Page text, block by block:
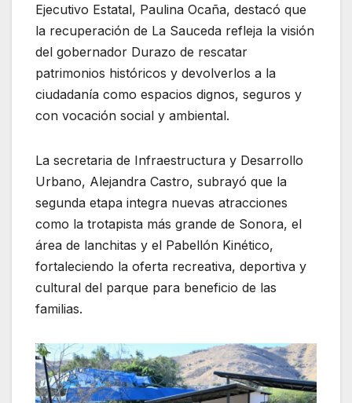
Ejecutivo Estatal, Paulina Ocaña, destacó que
la recuperación de La Sauceda refleja la visión
del gobernador Durazo de rescatar
patrimonios históricos y devolverlos a la
ciudadanía como espacios dignos, seguros y
con vocación social y ambiental.
La secretaria de Infraestructura y Desarrollo
Urbano, Alejandra Castro, subrayó que la
segunda etapa integra nuevas atracciones
como la trotapista más grande de Sonora, el
área de lanchitas y el Pabellón Kinético,
fortaleciendo la oferta recreativa, deportiva y
cultural del parque para beneficio de las
familias.